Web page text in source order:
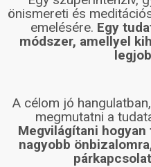
önismereti és
emelésére. Egy
módszer, amellyel
A célom jó
megmutatni a
Megvilágítani
nagyobb